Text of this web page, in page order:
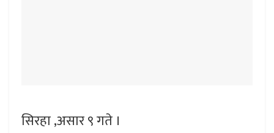
सिरहा ,असार ९ गते ।